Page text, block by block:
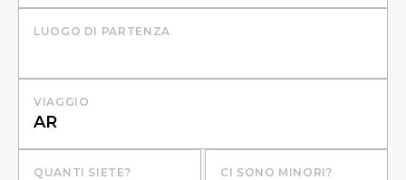
LUOGO DI PARTENZA
VIAGGIO
QUANTI SIETE?
CI SONO MINORI?